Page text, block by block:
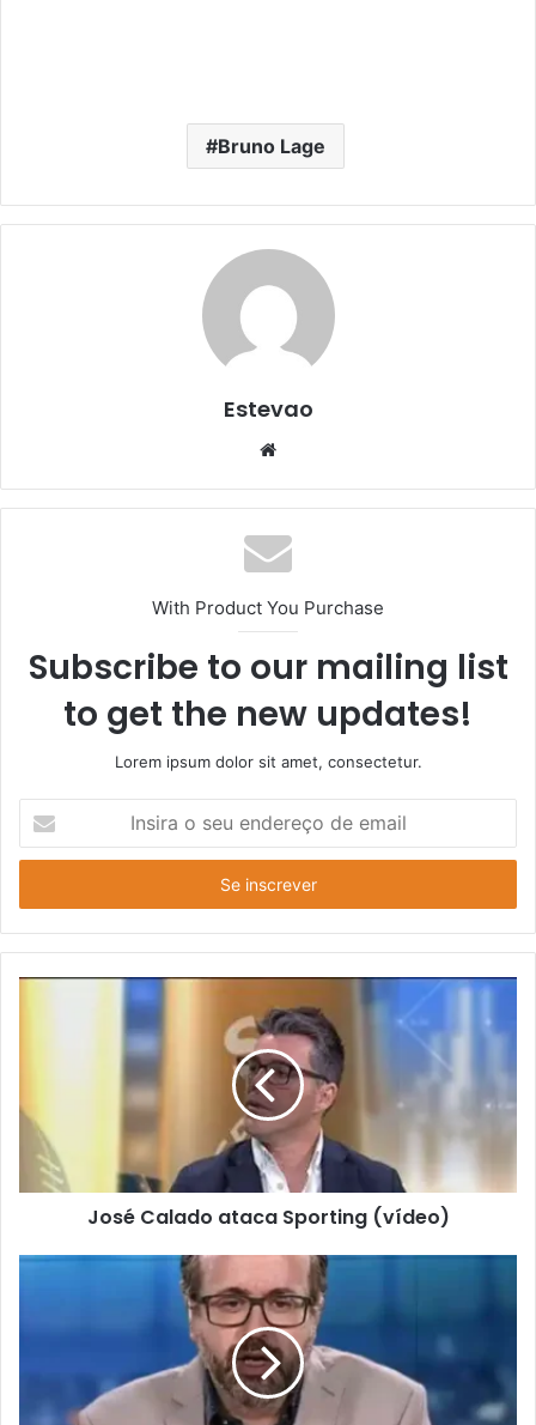
Bruno Lage
Estevao
Website
With Product You Purchase
Subscribe to our mailing list
to get the new updates!
Lorem ipsum dolor sit amet, consectetur.
seu
de
email
José Calado ataca Sporting (vídeo)